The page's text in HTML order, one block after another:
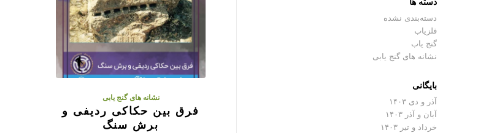
نشانه های گنج یابی
فرق بین حکاکی ردیفی و
برش سنگ
دسته‌بندی نشده
فلزیاب
گنج یاب
نشانه های گنج یابی
بایگانی
آذر و دی ۱۴۰۳
آبان و آذر ۱۴۰۳
خرداد و تیر ۱۴۰۳